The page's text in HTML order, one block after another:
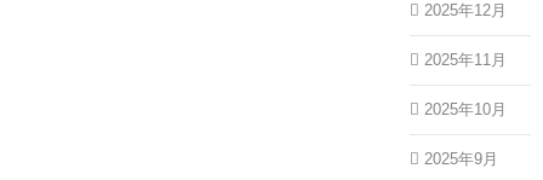
2025年12月
2025年11月
2025年10月
2025年9月